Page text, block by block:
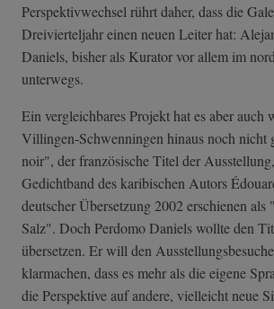
Perspektivwechsel rührt daher, dass die
Dreivierteljahr einen neuen Leiter hat:
Daniels, bisher als Kurator vor allem im
unterwegs.
Ein vergleichbares Projekt hat es aber auch
Villingen-Schwenningen hinaus noch nicht
noir", der französische Titel der
Gedichtband des karibischen Autors
deutscher Übersetzung 2002 erschienen als
Salz". Doch Perdomo Daniels wollte den
übersetzen. Er will den
klarmachen, dass es mehr als die eigene
die Perspektive auf andere, vielleicht neue